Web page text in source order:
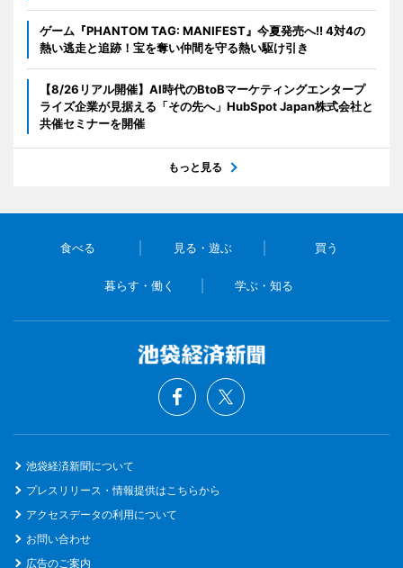
ゲーム『PHANTOM TAG: MANIFEST』今夏発売へ!! 4対4の
熱い逃走と追跡！宝を奪い仲間を守る熱い駆け引き
【8/26リアル開催】AI時代のBtoBマーケティングエンタープ
ライズ企業が見据える「その先へ」HubSpot Japan株式会社と
共催セミナーを開催
もっと見る
食べる 見る・遊ぶ 買う
暮らす・働く 学ぶ・知る
池袋経済新聞について
プレスリリース・情報提供はこちらから
アクセスデータの利用について
お問い合わせ
広告のご案内